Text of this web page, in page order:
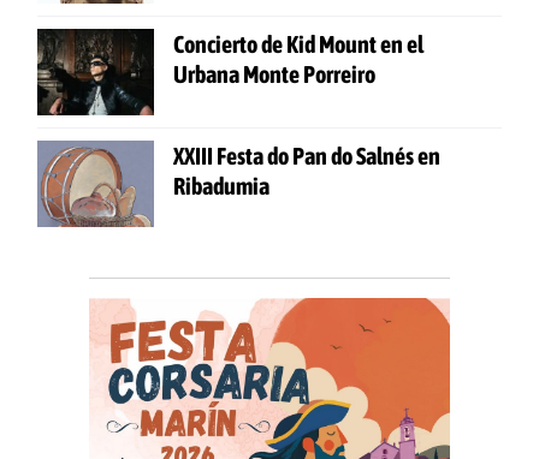
Concierto de Kid Mount en el
Urbana Monte Porreiro
XXIII Festa do Pan do Salnés en
Ribadumia